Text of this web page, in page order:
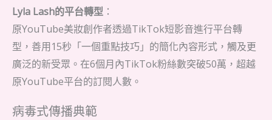
Lyla Lash的平台轉型 ：
原YouTube美妝創作者透過TikTok短影音進行平台轉
型，善用15秒「一個重點技巧」的簡化內容形式，觸及更
廣泛的新受眾。在6個月內TikTok粉絲數突破50萬，超越
原YouTube平台的訂閱人數。
病毒式傳播典範